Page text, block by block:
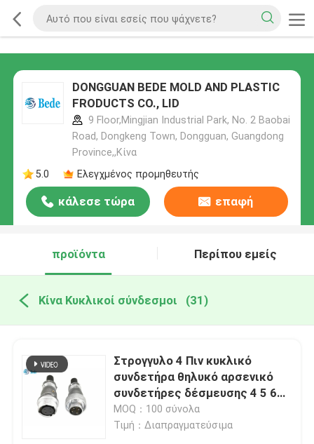
DONGGUAN BEDE MOLD AND PLASTIC
FRODUCTS CO., LID
9 Floor,Mingjian Industrial Park, No. 2 Baobai
Road, Dongkeng Town, Dongguan, Guangdong
Province,,Κίνα
5.0
Ελεγχμένος προμηθευτής
κάλεσε τώρα επαφή
προϊόντα Περίπου εμείς
Κίνα Κυκλικοί σύνδεσμοι (31)
Στρογγυλο 4 Πιν κυκλικό
συνδετήρα θηλυκό αρσενικό
συνδετήρες δέσμευσης 4 5 6
πιν 5A 500V
MOQ：100 σύνολα
Τιμή：Διαπραγματεύσιμα